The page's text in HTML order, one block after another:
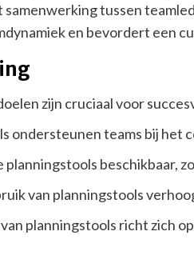
tussen
en bevordert een
zijn cruciaal voor
ondersteunen teams bij het
planningstools beschikbaar,
van planningstools
planningstools richt zich